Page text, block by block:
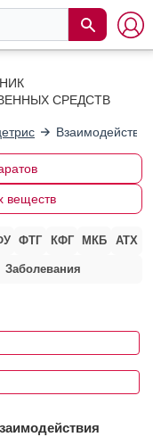
СРЕДСТВ
веществ
ФТГ КФГ МКБ АТХ
Заболевания